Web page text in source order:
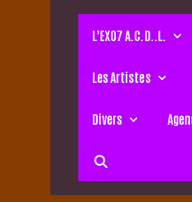
L’EXO7 A.C.D..L.
Les Artistes
Divers